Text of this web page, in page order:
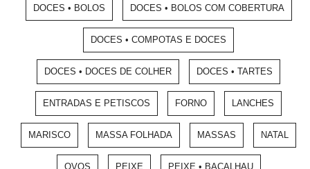
DOCES • BOLOS DOCES • BOLOS COM COBERTURA
DOCES • COMPOTAS E DOCES
DOCES • DOCES DE COLHER DOCES • TARTES
ENTRADAS E PETISCOS FORNO LANCHES
MARISCO MASSA FOLHADA MASSAS NATAL
OVOS PEIXE PEIXE • BACALHAU